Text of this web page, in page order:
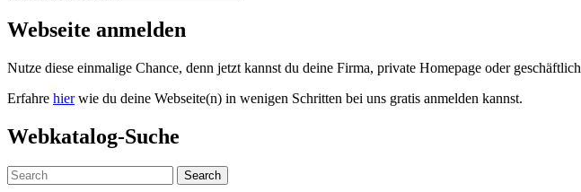
Webseite anmelden
Nutze diese einmalige Chance, denn jetzt kannst du deine Firma, private Homepage oder
Erfahre hierwie du deine Webseite(n) in wenigen Schritten bei uns gratis anmelden kannst.
Webkatalog-Suche